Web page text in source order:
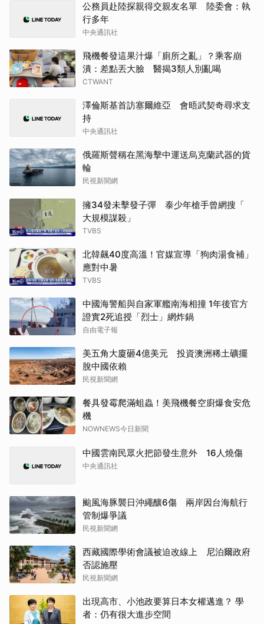
公務員赴陸探親得交親友名單 陸委會：執
行多年
中央通訊社
飛機餐發這果汁爆「廁所之亂」？乘客崩
潰：差點丟大臉 醫揭3類人別亂喝
CTWANT
澤倫斯基首訪塞爾維亞 會晤武契奇尋求支
持
中央通訊社
俄羅斯聲稱在黑海擊中運送烏克蘭武器的貨
輪
民視新聞網
擁34發未擊發子彈 泰少年槍手曾網搜「
大規模謀殺」
TVBS
北韓飆40度高溫！官媒宣導「狗肉湯食補」
應對中暑
TVBS
中國海警船與自家軍艦南海相撞 1年後官方
證實2死追授「烈士」網炸鍋
自由電子報
美五角大廈砸4億美元 投資澳洲稀土礦擺
脫中國依賴
民視新聞網
餐具發霉爬滿蛆蟲！美飛機餐空廚爆食安危
機
NOWNEWS今日新聞
中國雲南民眾火把節發生意外 16人燒傷
中央通訊社
颱風海豚襲日沖繩釀6傷 兩岸因台海航行
管制爆爭議
民視新聞網
西藏國際學術會議被迫改線上 尼泊爾政府
否認施壓
民視新聞網
出現高市、小池政要算日本女權邁進？ 學
者：仍有很大進步空間